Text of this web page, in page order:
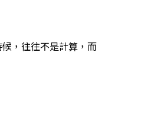
，往往不是計算，而